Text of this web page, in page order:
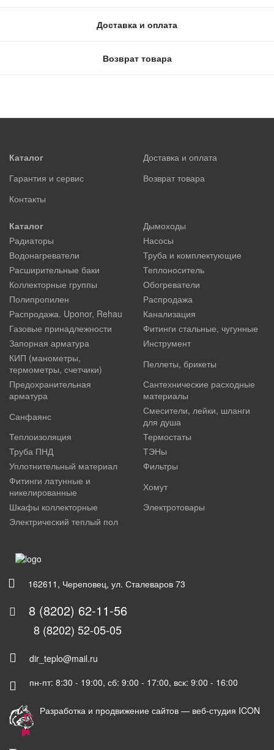
Доставка и оплата
Возврат товара
Каталог
Доставка и оплата
Гарантия и сервис
Возврат товара
Контакты
Каталог
Дымоходы
Радиаторы
Насосы
Водонагреватели
Труба и комплектующие
Расширительные баки
Теплоноситель
Коллекторные группы
Обогреватели
Полипропилен
Распродажа
Распродажа. Uponor, Rehau
Канализация
Газовые принадлежности
Фитинги стальные, чугунные
Запорная арматура
Инструмент
КИП (манометры,
термометры, счетчики)
Пеллеты, брикеты
Предохранительная
арматура
Сантехнические расходные
материалы
Санфаянс
Смесители, лейки, шланги
для душа
Теплоизоляция
Термостаты
Труба ПНД
ТЭНы
Уплотнительный материал
Фильтры
Фитинги латунные и
никелированные
Хомут
Шкафы коллекторные
Электротовары
Электрический теплый пол
162611, Череповец, ул. Сталеваров 73
8 (8202) 62-11-56
8 (8202) 52-05-05
dir_teplo@mail.ru
пн-пт: 8:30 - 19:00, сб: 9:00 - 17:00, вск: 9:00 - 16:00
Разработка и продвижение сайтов — веб-студия ICON